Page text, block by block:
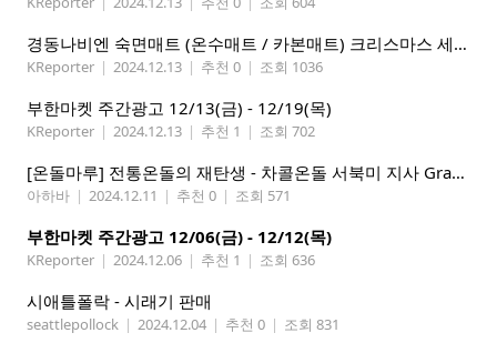
경동나비엔 숙면매트 (온수매트 / 카본매트) 크리스마스 세일!
KReporter | 2024.12.13 | 추천 0 | 조회 1036
부한마켓 주간광고 12/13(금) - 12/19(목)
KReporter | 2024.12.13 | 추천 1 | 조회 702
[온돌마루] 전통온돌의 재탄생 - 차콜온돌 서북미 지사 Grand Open!!
아하바 | 2024.12.11 | 추천 0 | 조회 571
부한마켓 주간광고 12/06(금) - 12/12(목)
KReporter | 2024.12.06 | 추천 1 | 조회 636
시애틀폴락 - 시래기 판매
seattlepollock | 2024.12.04 | 추천 0 | 조회 831